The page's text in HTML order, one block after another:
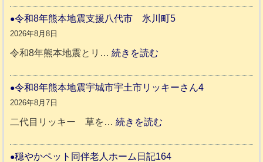
ア
ネ
ん
令和8年熊本地震支援八代市 氷川町5
2026年8月8日
令和8年熊本地震とリ…続きを読む
和
年
本
令和8年熊本地震宇城市宇土市リッキーさん4
2026年8月7日
二代目リッキー 草を…続きを読む
和
穏やかペット同伴老人ホーム日記164